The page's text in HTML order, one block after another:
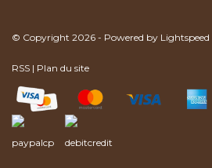
© Copyright 2026 - Powered by Lightspeed
RSS | Plan du site